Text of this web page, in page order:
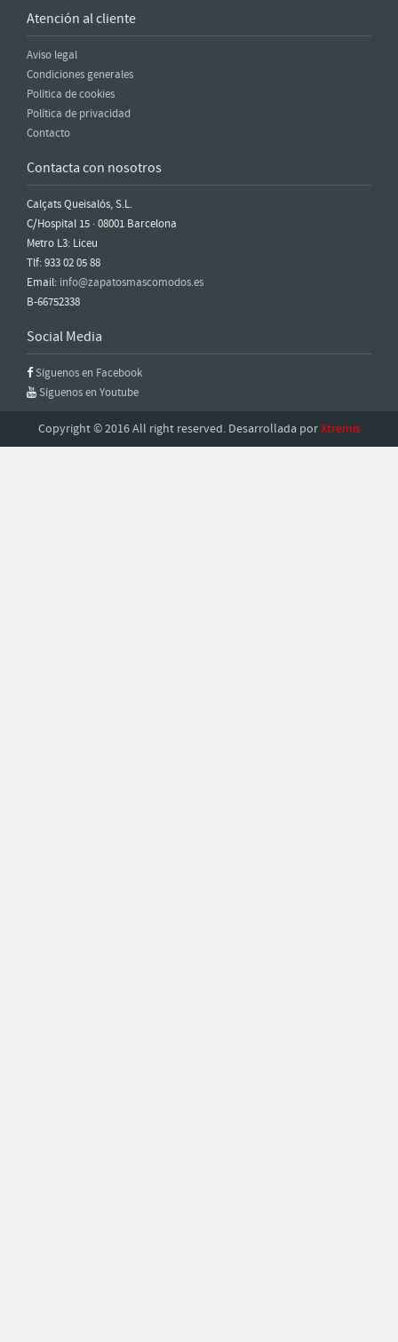
Atención al cliente
Aviso legal
Condiciones generales
Política de cookies
Política de privacidad
Contacto
Contacta con nosotros
Calçats Queisalós, S.L.
C/Hospital 15 · 08001 Barcelona
Metro L3: Liceu
Tlf: 933 02 05 88
Email: info@zapatosmascomodos.es
B-66752338
Social Media
Síguenos en Facebook
Síguenos en Youtube
Copyright © 2016 All right reserved. Desarrollada porXtremis